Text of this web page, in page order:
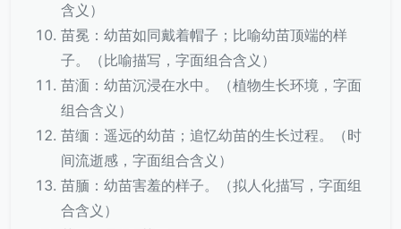
含义）
苗冕：幼苗如同戴着帽子；比喻幼苗顶端的样
子。（比喻描写，字面组合含义）
苗湎：幼苗沉浸在水中。（植物生长环境，字面
组合含义）
苗缅：遥远的幼苗；追忆幼苗的生长过程。（时
间流逝感，字面组合含义）
苗腼：幼苗害羞的样子。（拟人化描写，字面组
合含义）